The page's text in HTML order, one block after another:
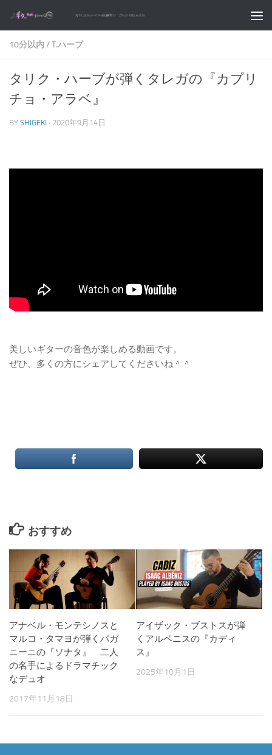
コンテンツへスキップ
10分以内 /T.ハーブ
タリク・ハーブが弾くタレガの『カプリ
チョ・アラベ』
BY SHIGEKI · 2020年9月14日
美しいギターの音色が楽しめる動画です。
ぜひ、多くの方にシェアしてくださいね＾＾
おすすめ
アナベル・モンテシノスと
マルコ・タマヨが弾くパガ
ニーニの『ソナタ』 二人
の名手によるドラマチック
なデュオ
2017年11月18日
アイザック・ブストスが弾
くアルベニスの『カディ
ス』
2025年10月1日